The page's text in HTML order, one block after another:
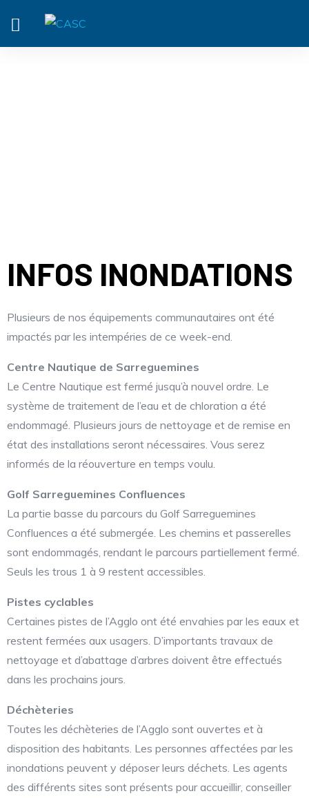
INFOS INONDATIONS
Plusieurs de nos équipements communautaires ont été
impactés par les intempéries de ce week-end.
Centre Nautique de Sarreguemines
Le Centre Nautique est fermé jusqu’à nouvel ordre. Le
système de traitement de l’eau et de chloration a été
endommagé. Plusieurs jours de nettoyage et de remise en
état des installations seront nécessaires. Vous serez
informés de la réouverture en temps voulu.
Golf Sarreguemines Confluences
La partie basse du parcours du Golf Sarreguemines
Confluences a été submergée. Les chemins et passerelles
sont endommagés, rendant le parcours partiellement fermé.
Seuls les trous 1 à 9 restent accessibles.
Pistes cyclables
Certaines pistes de l’Agglo ont été envahies par les eaux et
restent fermées aux usagers. D’importants travaux de
nettoyage et d’abattage d’arbres doivent être effectués
dans les prochains jours.
Déchèteries
Toutes les déchèteries de l’Agglo sont ouvertes et à
disposition des habitants. Les personnes affectées par les
inondations peuvent y déposer leurs déchets. Les agents
des différents sites sont présents pour accueillir, conseiller